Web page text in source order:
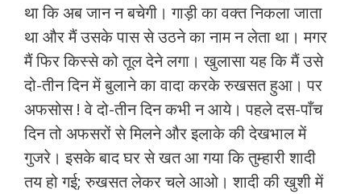
था कि अब जान न बचेगी। गाड़ी का वक्त निकला जाता
था और मैं उसके पास से उठने का नाम न लेता था। मगर
मैं फिर किस्से को तूल देने लगा। खुलासा यह कि मैं उसे
दो-तीन दिन में बुलाने का वादा करके रुखसत हुआ। पर
अफसोस ! वे दो-तीन दिन कभी न आये। पहले दस-पाँच
दिन तो अफसरों से मिलने और इलाके की देखभाल में
गुजरे। इसके बाद घर से खत आ गया कि तुम्हारी शादी
तय हो गई; रुखसत लेकर चले आओ। शादी की खुशी में